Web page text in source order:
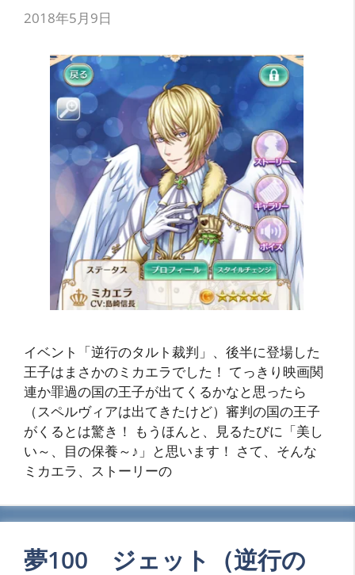
2018年5月9日
イベント「逆行のタルト裁判」、後半に登場した
王子はまさかのミカエラでした！ てっきり映画関
連か罪過の国の王子が出てくるかなと思ったら
（スペルヴィアは出てきたけど）審判の国の王子
がくるとは驚き！ もうほんと、見るたびに「美し
い～、目の保養～♪」と思います！ さて、そんな
ミカエラ、ストーリーの
夢100 ジェット（逆行の